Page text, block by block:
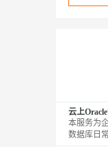
云上
本服务为
数据库日